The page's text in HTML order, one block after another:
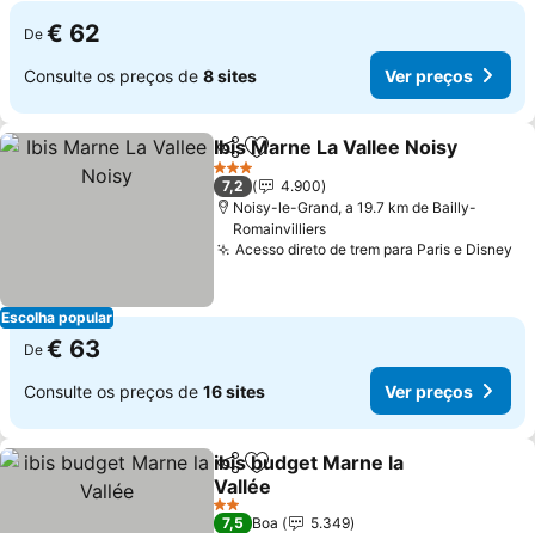
De € 62
Consulte os preços de 8 sites Ver preços
Escolha popular
PartilharAdicionar aos favoritos
Ibis Marne La Vallee Noisy
3 Estrelas
7,2
4.900
Noisy-le-Grand, a 19.7 km de Bailly-
Romainvilliers
Acesso direto de trem para Paris e Disney
De € 63
Consulte os preços de 16 sites Ver preços
PartilharAdicionar aos favoritos
ibis budget Marne la
Vallée
2 Estrelas
7,5 Boa
5.349